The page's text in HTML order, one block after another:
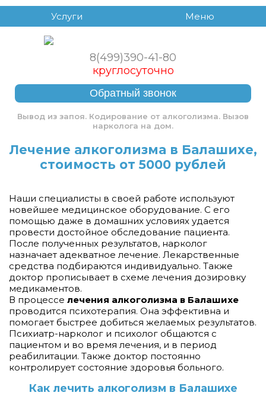
8(499)390-41-80
круглосуточно
Обратный звонок
Услуги Меню
Вывод из запоя. Кодирование от алкоголизма. Вызов
нарколога на дом.
Лечение алкоголизма в Балашихе,
стоимость от 5000 рублей
Наши специалисты в своей работе используют
новейшее медицинское оборудование. С его
помощью даже в домашних условиях удается
провести достойное обследование пациента.
После полученных результатов, нарколог
назначает адекватное лечение. Лекарственные
средства подбираются индивидуально. Также
доктор прописывает в схеме лечения дозировку
медикаментов.
В процессе лечения алкоголизма в Балашихе
проводится психотерапия. Она эффективна и
помогает быстрее добиться желаемых результатов.
Психиатр-нарколог и психолог общаются с
пациентом и во время лечения, и в период
реабилитации. Также доктор постоянно
контролирует состояние здоровья больного.
Как лечить алкоголизм в Балашихе